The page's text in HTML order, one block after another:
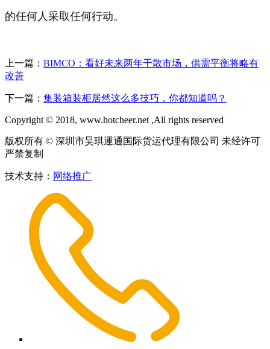
的任何人采取任何行动。
上一篇： BIMCO：看好未来两年干散市场，供需平衡将略有
改善
下一篇： 集装箱装柜居然这么多技巧，你都知道吗？
Copyright © 2018, www.hotcheer.net ,All rights reserved
版权所有 © 深圳市昊琪運通国际货运代理有限公司 未经许可
严禁复制
技术支持： 网络推广